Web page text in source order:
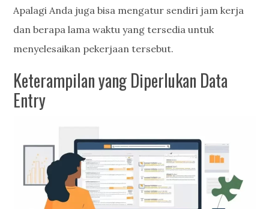
Apalagi Anda juga bisa mengatur sendiri jam kerja
dan berapa lama waktu yang tersedia untuk
menyelesaikan pekerjaan tersebut.
Keterampilan yang Diperlukan Data
Entry